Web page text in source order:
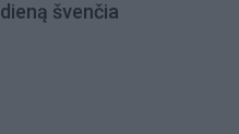
dieną švenčia